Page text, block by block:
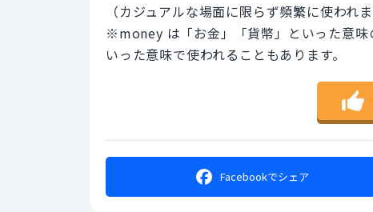
（カジュアルな場面に限らず頻繁に使われま
※money は「お金」「貨幣」といった意味
いった意味で使われることもあります。
Facebookでシェア